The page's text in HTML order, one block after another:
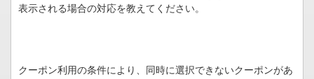
表示される場合の対応を教えてください。
クーポン利用の条件により、同時に選択できないクーポンがあ